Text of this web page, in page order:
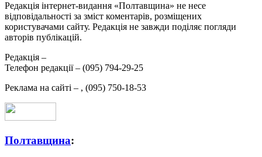
Редакція інтернет-видання «Полтавщина» не несе
відповідальності за зміст коментарів, розміщених
користувачами сайту. Редакція не завжди поділяє погляди
авторів публікацій.
Редакція –
Телефон редакції – (095) 794-29-25
Реклама на сайті – , (095) 750-18-53
Полтавщина: